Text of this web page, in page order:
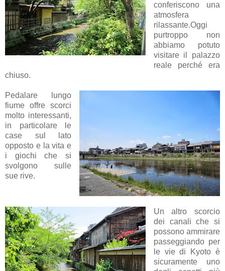
conferiscono una
atmosfera
rilassante.Oggi
purtroppo non
abbiamo potuto
visitare il palazzo
reale perché era
chiuso.
Pedalare lungo
fiume offre scorci
molto interessanti,
in particolare le
case sul lato
opposto e la vita e
i giochi che si
svolgono sulle
sue rive.
Un altro scorcio
dei canali che si
possono ammirare
passeggiando per
le vie di Kyoto è
sicuramente uno